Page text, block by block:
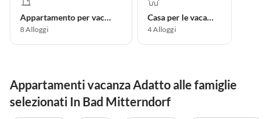
Appartamento per vacanze
8Alloggi
Casa per le vacanze
4Alloggi
Appartamenti vacanza Adatto alle famiglie
selezionati In Bad Mitterndorf